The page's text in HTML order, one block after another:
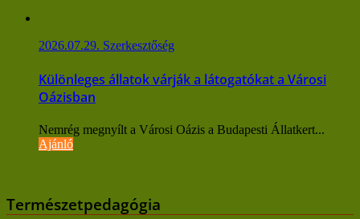
2026.07.29. Szerkesztőség
Különleges állatok várják a látogatókat a Városi
Oázisban
Nemrég megnyílt a Városi Oázis a Budapesti Állatkert...
Ajánló
Természetpedagógia